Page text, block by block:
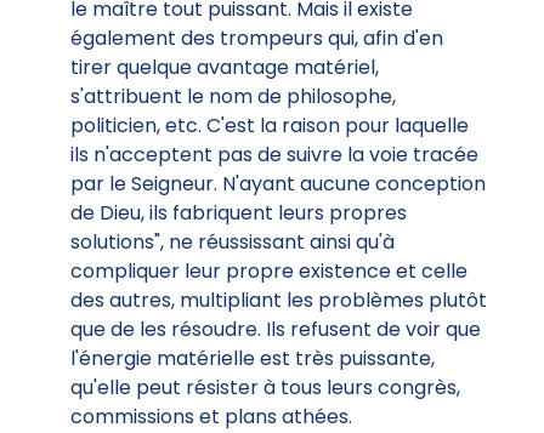
le maître tout puissant. Mais il existe
également des trompeurs qui, afin d'en
tirer quelque avantage matériel,
s'attribuent le nom de philosophe,
politicien, etc. C'est la raison pour laquelle
ils n'acceptent pas de suivre la voie tracée
par le Seigneur. N'ayant aucune conception
de Dieu, ils fabriquent leurs propres
solutions", ne réussissant ainsi qu'à
compliquer leur propre existence et celle
des autres, multipliant les problèmes plutôt
que de les résoudre. Ils refusent de voir que
l'énergie matérielle est très puissante,
qu'elle peut résister à tous leurs congrès,
commissions et plans athées.